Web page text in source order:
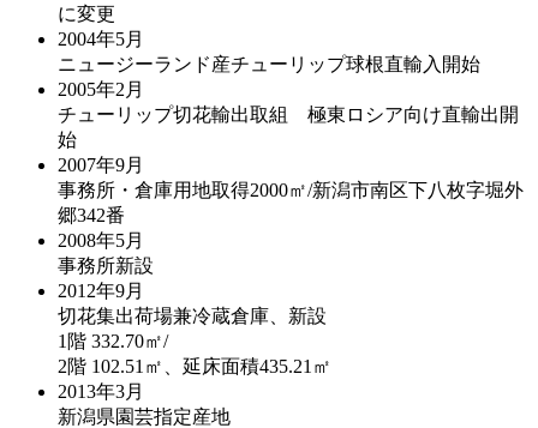
に変更
2004年5月
ニュージーランド産チューリップ球根直輸入開始
2005年2月
チューリップ切花輸出取組 極東ロシア向け直輸出開
始
2007年9月
事務所・倉庫用地取得2000㎡/新潟市南区下八枚字堀外
郷342番
2008年5月
事務所新設
2012年9月
切花集出荷場兼冷蔵倉庫、新設
1階 332.70㎡/
2階 102.51㎡、延床面積435.21㎡
2013年3月
新潟県園芸指定産地